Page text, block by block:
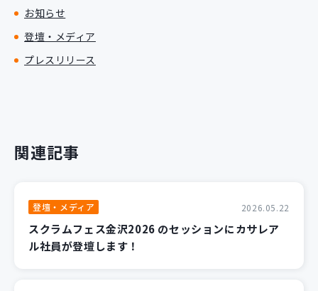
導入事例
イベント・セミナー
ニュース
採用情報
お知らせ
登壇・メディア
プレスリリース
関連記事
登壇・メディア 2026.05.22
スクラムフェス金沢2026 のセッションにカサレア
ル社員が登壇します！